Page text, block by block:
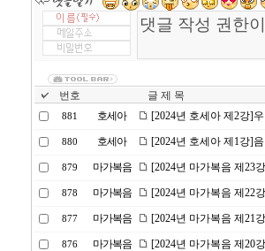
번호 글 제 목
881 호세아 [2024년 호세아 제2강]
880 호세아 [2024년 호세아 제1강]
879 마가복음 [2024년 마가복음 제23
878 마가복음 [2024년 마가복음 제22
877 마가복음 [2024년 마가복음 제21
876 마가복음 [2024년 마가복음 제20